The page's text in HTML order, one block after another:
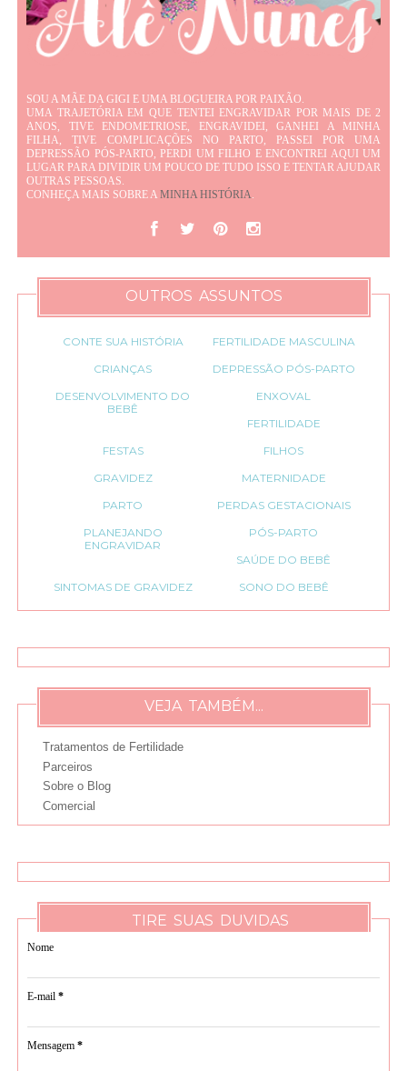
SOU A MÃE DA GIGI E UMA BLOGUEIRA POR PAIXÃO.
UMA TRAJETÓRIA EM QUE TENTEI ENGRAVIDAR POR MAIS DE 2
ANOS, TIVE ENDOMETRIOSE, ENGRAVIDEI, GANHEI A MINHA
FILHA, TIVE COMPLICAÇÕES NO PARTO, PASSEI POR UMA
DEPRESSÃO PÓS-PARTO, PERDI UM FILHO E ENCONTREI AQUI UM
LUGAR PARA DIVIDIR UM POUCO DE TUDO ISSO E TENTAR AJUDAR
OUTRAS PESSOAS.
CONHEÇA MAIS SOBRE AMINHA HISTÓRIA.
OUTROS ASSUNTOS
CONTE SUA HISTÓRIA
FERTILIDADE MASCULINA
CRIANÇAS
DEPRESSÃO PÓS-PARTO
DESENVOLVIMENTO DO
BEBÊ
ENXOVAL
FERTILIDADE
FESTAS
FILHOS
GRAVIDEZ
MATERNIDADE
PARTO
PERDAS GESTACIONAIS
PLANEJANDO
ENGRAVIDAR
PÓS-PARTO
SAÚDE DO BEBÊ
SINTOMAS DE GRAVIDEZ
SONO DO BEBÊ
VEJA TAMBÉM...
Tratamentos de Fertilidade
Parceiros
Sobre o Blog
Comercial
TIRE SUAS DUVIDAS
Nome
E-mail*
Mensagem*